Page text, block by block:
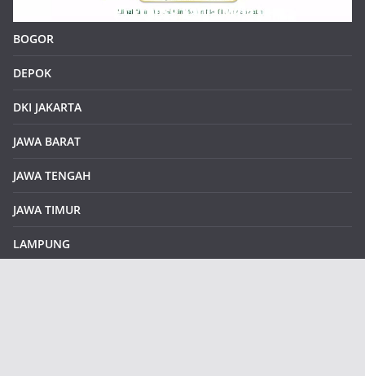
BOGOR
DEPOK
DKI JAKARTA
JAWA BARAT
JAWA TENGAH
JAWA TIMUR
LAMPUNG